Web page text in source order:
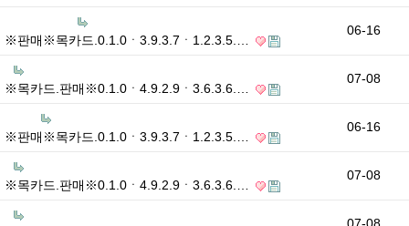
※판매※목카드.0.1.0ㆍ3.9.3.7ㆍ1.2.3.5.…
06-16
※목카드.판매※0.1.0ㆍ4.9.2.9ㆍ3.6.3.6.…
07-08
※판매※목카드.0.1.0ㆍ3.9.3.7ㆍ1.2.3.5.…
06-16
※목카드.판매※0.1.0ㆍ4.9.2.9ㆍ3.6.3.6.…
07-08